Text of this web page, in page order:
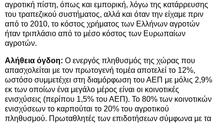
αγροτική πίστη, όπως και εμπορική, λόγω της κατάρρευσης
του τραπεζικού συστήματος, αλλά και όταν την είχαμε πριν
από το 2010, το κόστος χρήματος των Ελλήνων αγροτών
ήταν τριπλάσιο από το μέσο κόστος των Ευρωπαίων
αγροτών.
Αλήθεια όγδοη: Ο ενεργός πληθυσμός της χώρας που
απασχολείται με τον πρωτογενή τομέα αποτελεί το 12%,
ωστόσο συμμετέχει στη διαμόρφωση του ΑΕΠ με μόλις 2,9%
εκ των οποίων ένα μεγάλο μέρος είναι οι κοινοτικές
ενισχύσεις (περίπου 1,5% του ΑΕΠ). Το 80% των κοινοτικών
ενισχύσεων το καρπούται το 20% του αγροτικού
πληθυσμού. Πρωταθλητές των επιδοτήσεων σύμφωνα με τα